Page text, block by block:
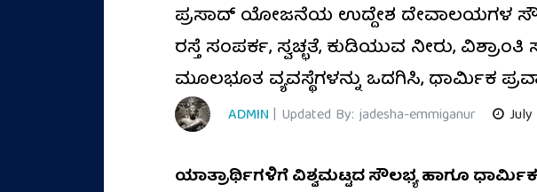
ಪ್ರಸಾದ್ ಯೋಜನೆಯ ಉದ್ದೇಶ ದೇವಾಲಯಗಳ
ರಸ್ತೆ ಸಂಪರ್ಕ, ಸ್ವಚ್ಛತೆ, ಕುಡಿಯುವ ನೀರು,
ಮೂಲಭೂತ ವ್ಯವಸ್ಥೆಗಳನ್ನು ಒದಗಿಸಿ, ಧಾರ್ಮಿಕ
ADMIN | Updated By: jadesha-emmiganur
ಯಾತ್ರಾರ್ಥಿಗಳಿಗೆ ವಿಶ್ವಮಟ್ಟದ ಸೌಲಭ್ಯ ಹಾಗೂ ಧಾರ್ಮಿಕ